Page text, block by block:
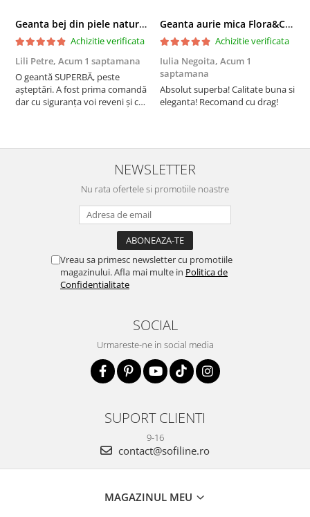
Geanta bej din piele naturala 8966 123
Achizitie verificata
Lili Petre, Acum 1 saptamana
O geantă SUPERBĂ, peste
așteptări. A fost prima comandă
dar cu siguranța voi reveni și cu
doua zi). RECOMAND SOFILINE!!!
Geanta aurie mica Flora&CO Paris H6930 16
Achizitie verificata
Iulia Negoita, Acum 1
saptamana
Absolut superba! Calitate buna si
eleganta! Recomand cu drag!
NEWSLETTER
Nu rata ofertele si promotiile noastre
Vreau sa primesc newsletter cu promotiile
magazinului. Afla mai multe in Politica de
Confidentialitate
SOCIAL
Urmareste-ne in social media
SUPORT CLIENTI
9-16
contact@sofiline.ro
MAGAZINUL MEU